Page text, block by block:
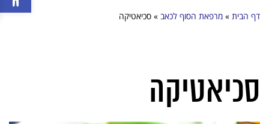
דף הבית » מרפאת הסוף לכאב » סכיאטיקה
סכיאטיקה